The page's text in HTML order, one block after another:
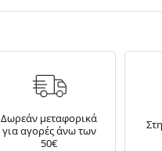
Δωρεάν μεταφορικά
για αγορές άνω των
50€